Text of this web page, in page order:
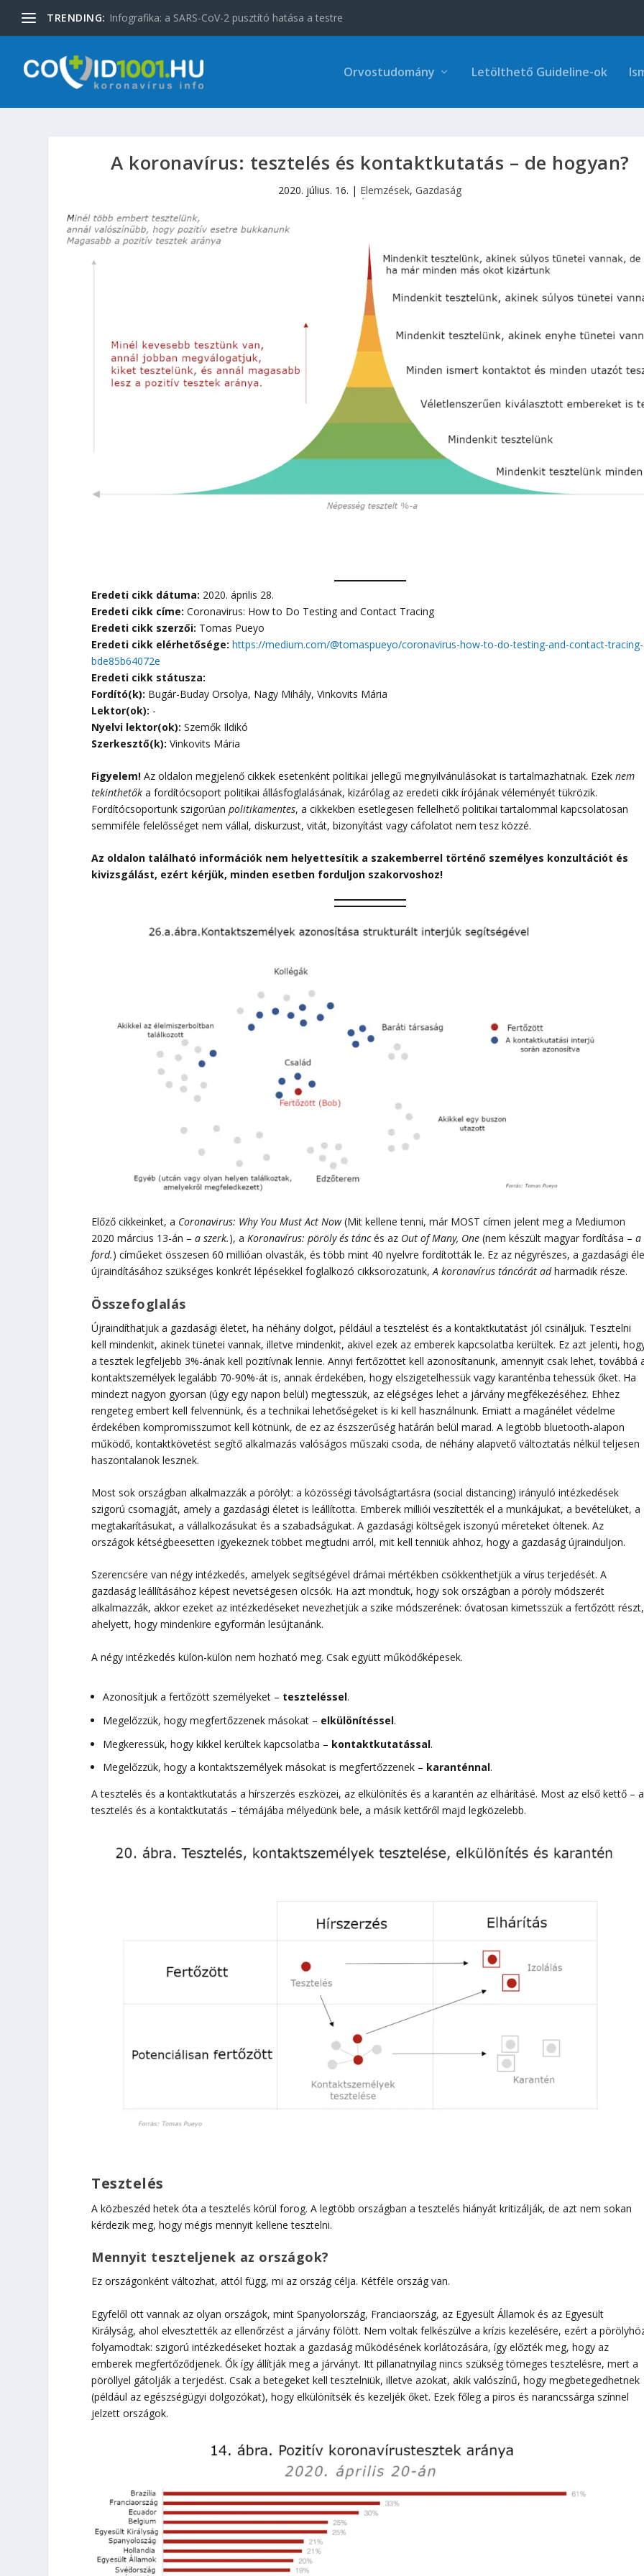
TRENDING: Infografika: a SARS-CoV-2 pusztító hatása a testre
Orvostudomány Letölthető Guideline-ok
A koronavírus: tesztelés és kontaktkutatás – de hogyan?
2020. július. 16. | Elemzések,Gazdaság
Eredeti cikk dátuma: 2020. április 28.
Eredeti cikk címe: Coronavirus: How to Do Testing and Contact Tracing
Eredeti cikk szerzői: Tomas Pueyo
Eredeti cikk elérhetősége: https://medium.com/@tomaspueyo/coronavirus-how-to-do-testing-and-contact-tracing-
bde85b64072e
Eredeti cikk státusza:
Fordító(k): Bugár-Buday Orsolya, Nagy Mihály, Vinkovits Mária
Lektor(ok): -
Nyelvi lektor(ok): Szemők Ildikó
Szerkesztő(k): Vinkovits Mária
Figyelem! Az oldalon megjelenő cikkek esetenként politikai jellegű megnyilvánulásokat is tartalmazhatnak. Ezeknem
tekinthetők a fordítócsoport politikai állásfoglalásának, kizárólag az eredeti cikk írójának véleményét tükrözik.
Fordítócsoportunk szigorúanpolitikamentes, a cikkekben esetlegesen fellelhető politikai tartalommal kapcsolatosan
semmiféle felelősséget nem vállal, diskurzust, vitát, bizonyítást vagy cáfolatot nem tesz közzé.
Az oldalon található információk nem helyettesítik a szakemberrel történő személyes konzultációt és
kivizsgálást, ezért kérjük, minden esetben forduljon szakorvoshoz!
Előző cikkeinket, a Coronavirus: Why You Must Act Now(Mit kellene tenni, már MOST címen jelent meg a Mediumon
2020 március 13-án –a szerk.), aKoronavírus: pöröly és táncés az Out of Many, One (nem készült magyar fordítása –a
ford.) címűeket összesen 60 millióan olvasták, és több mint 40 nyelvre fordították le. Ez az négyrészes, a gazdasági
újraindításához szükséges konkrét lépésekkel foglalkozó cikksorozatunk,A koronavírus táncórát adharmadik része.
Összefoglalás
Újraindíthatjuk a gazdasági életet, ha néhány dolgot, például a tesztelést és a kontaktkutatást jól csináljuk. Tesztelni
kell mindenkit, akinek tünetei vannak, illetve mindenkit, akivel ezek az emberek kapcsolatba kerültek. Ez azt jelenti,
a tesztek legfeljebb 3%-ának kell pozitívnak lennie. Annyi fertőzöttet kell azonosítanunk, amennyit csak lehet, továbbá
kontaktszemélyek legalább 70-90%-át is, annak érdekében, hogy elszigetelhessük vagy karanténba tehessük őket. Ha
mindezt nagyon gyorsan (úgy egy napon belül) megtesszük, az elégséges lehet a járvány megfékezéséhez. Ehhez
rengeteg embert kell felvennünk, és a technikai lehetőségeket is ki kell használnunk. Emiatt a magánélet védelme
érdekében kompromisszumot kell kötnünk, de ez az észszerűség határán belül marad. A legtöbb bluetooth-alapon
működő, kontaktkövetést segítő alkalmazás valóságos műszaki csoda, de néhány alapvető változtatás nélkül teljesen
haszontalanok lesznek.
Most sok országban alkalmazzák a pörölyt: a közösségi távolságtartásra (social distancing) irányuló intézkedések
szigorú csomagját, amely a gazdasági életet is leállította. Emberek milliói veszítették el a munkájukat, a bevételüket, a
megtakarításukat, a vállalkozásukat és a szabadságukat. A gazdasági költségek iszonyú méreteket öltenek. Az
országok kétségbeesetten igyekeznek többet megtudni arról, mit kell tenniük ahhoz, hogy a gazdaság újrainduljon.
Szerencsére van négy intézkedés, amelyek segítségével drámai mértékben csökkenthetjük a vírus terjedését. A
gazdaság leállításához képest nevetségesen olcsók. Ha azt mondtuk, hogy sok országban a pöröly módszerét
alkalmazzák, akkor ezeket az intézkedéseket nevezhetjük a szike módszerének: óvatosan kimetsszük a fertőzött részt,
ahelyett, hogy mindenkire egyformán lesújtanánk.
A négy intézkedés külön-külön nem hozható meg. Csak együtt működőképesek.
Azonosítjuk a fertőzött személyeket – teszteléssel.
Megelőzzük, hogy megfertőzzenek másokat – elkülönítéssel.
Megkeressük, hogy kikkel kerültek kapcsolatba – kontaktkutatással.
Megelőzzük, hogy a kontaktszemélyek másokat is megfertőzzenek – karanténnal.
A tesztelés és a kontaktkutatás a hírszerzés eszközei, az elkülönítés és a karantén az elhárításé. Most az első kettő – a
tesztelés és a kontaktkutatás – témájába mélyedünk bele, a másik kettőről majd legközelebb.
Tesztelés
A közbeszéd hetek óta a tesztelés körül forog. A legtöbb országban a tesztelés hiányát kritizálják, de azt nem sokan
kérdezik meg, hogy mégis mennyit kellene tesztelni.
Mennyit teszteljenek az országok?
Ez országonként változhat, attól függ, mi az ország célja. Kétféle ország van.
Egyfelől ott vannak az olyan országok, mint Spanyolország, Franciaország, az Egyesült Államok és az Egyesült
Királyság, ahol elvesztették az ellenőrzést a járvány fölött. Nem voltak felkészülve a krízis kezelésére, ezért a
folyamodtak: szigorú intézkedéseket hoztak a gazdaság működésének korlátozására, így előzték meg, hogy az
emberek megfertőződjenek. Ők így állítják meg a járványt. Itt pillanatnyilag nincs szükség tömeges tesztelésre, mert a
pöröllyel gátolják a terjedést. Csak a betegeket kell tesztelniük, illetve azokat, akik valószínű, hogy megbetegedhetnek
(például az egészségügyi dolgozókat), hogy elkülönítsék és kezeljék őket. Ezek főleg a piros és narancssárga színnel
jelzett országok.